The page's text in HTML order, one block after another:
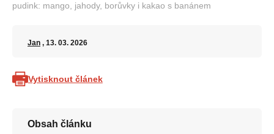
pudink: mango, jahody, borůvky i kakao s banánem
Jan , 13. 03. 2026
Vytisknout článek
Obsah článku